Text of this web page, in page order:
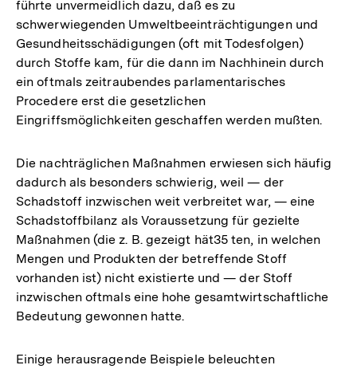
führte unvermeidlich dazu, daß es zu
schwerwiegenden Umweltbeeinträchtigungen und
Gesundheitsschädigungen (oft mit Todesfolgen)
durch Stoffe kam, für die dann im Nachhinein durch
ein oftmals zeitraubendes parlamentarisches
Procedere erst die gesetzlichen
Eingriffsmöglichkeiten geschaffen werden mußten.
Die nachträglichen Maßnahmen erwiesen sich häufig
dadurch als besonders schwierig, weil — der
Schadstoff inzwischen weit verbreitet war, — eine
Schadstoffbilanz als Voraussetzung für gezielte
Maßnahmen (die z. B. gezeigt hät35 ten, in welchen
Mengen und Produkten der betreffende Stoff
vorhanden ist) nicht existierte und — der Stoff
inzwischen oftmals eine hohe gesamtwirtschaftliche
Bedeutung gewonnen hatte.
Einige herausragende Beispiele beleuchten